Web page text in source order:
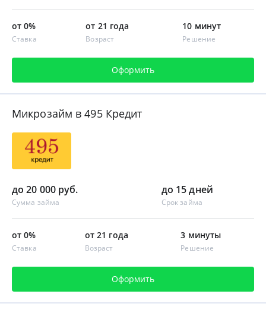
от 0%
Ставка
от 21 года
Возраст
10 минут
Решение
Оформить
Микрозайм в 495 Кредит
до 20 000 руб.
Сумма займа
до 15 дней
Срок займа
от 0%
Ставка
от 21 года
Возраст
3 минуты
Решение
Оформить